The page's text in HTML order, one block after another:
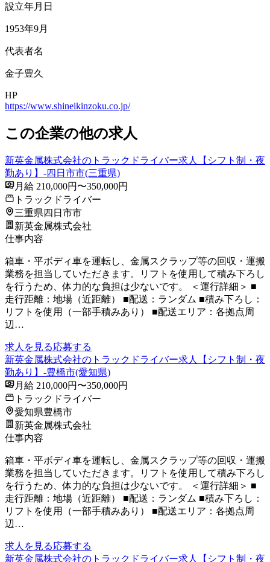
設立年月日
1953年9月
代表者名
金子豊久
HP
https://www.shineikinzoku.co.jp/
この企業の他の求人
新英金属株式会社のトラックドライバー求人【シフト制・夜
勤あり】-四日市市(三重県)
月給 210,000円〜350,000円
トラックドライバー
三重県四日市市
新英金属株式会社
仕事内容
箱車・平ボディ車を運転し、金属スクラップ等の回収・運搬
業務を担当していただきます。リフトを使用して積み下ろし
を行うため、体力的な負担は少ないです。 ＜運行詳細＞ ■
走行距離：地場（近距離） ■配送：ランダム ■積み下ろし：
リフトを使用（一部手積みあり） ■配送エリア：各拠点周
辺…
求人を見る応募する
新英金属株式会社のトラックドライバー求人【シフト制・夜
勤あり】-豊橋市(愛知県)
月給 210,000円〜350,000円
トラックドライバー
愛知県豊橋市
新英金属株式会社
仕事内容
箱車・平ボディ車を運転し、金属スクラップ等の回収・運搬
業務を担当していただきます。リフトを使用して積み下ろし
を行うため、体力的な負担は少ないです。 ＜運行詳細＞ ■
走行距離：地場（近距離） ■配送：ランダム ■積み下ろし：
リフトを使用（一部手積みあり） ■配送エリア：各拠点周
辺…
求人を見る応募する
新英金属株式会社のトラックドライバー求人【シフト制・夜